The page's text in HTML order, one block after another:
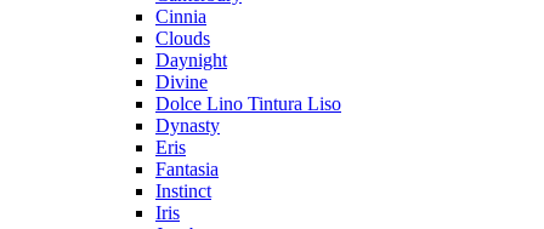
Cinnia
Clouds
Daynight
Divine
Dolce Lino Tintura Liso
Dynasty
Eris
Fantasia
Instinct
Iris